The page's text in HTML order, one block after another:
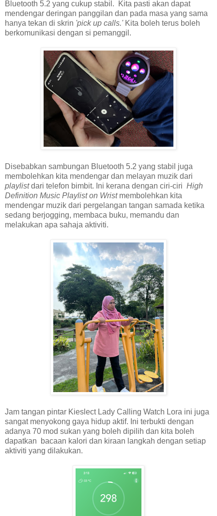
Bluetooth 5.2 yang cukup stabil. Kita pasti akan dapat
mendengar deringan panggilan dan pada masa yang sama
hanya tekan di skrin 'pick up calls.'Kita boleh terus boleh
berkomunikasi dengan si pemanggil.
Disebabkan sambungan Bluetooth 5.2 yang stabil juga
membolehkan kita mendengar dan melayan muzik dari
playlistdari telefon bimbit. Ini kerana dengan ciri-ciri High
Definition Music Playlist on Wrist membolehkan kita
mendengar muzik dari pergelangan tangan samada ketika
sedang berjogging, membaca buku, memandu dan
melakukan apa sahaja aktiviti.
Jam tangan pintar Kieslect Lady Calling Watch Lora ini juga
sangat menyokong gaya hidup aktif. Ini terbukti dengan
adanya 70 mod sukan yang boleh dipilih dan kita boleh
dapatkan bacaan kalori dan kiraan langkah dengan setiap
aktiviti yang dilakukan.